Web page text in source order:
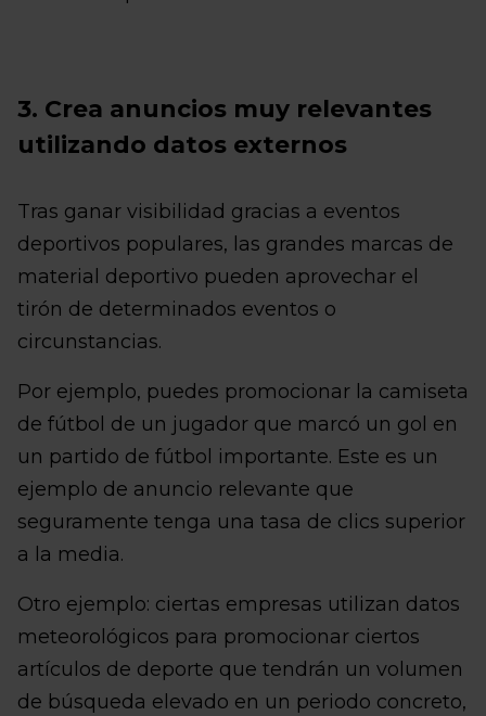
3. Crea anuncios muy relevantes
utilizando datos externos
Tras ganar visibilidad gracias a eventos
deportivos populares, las grandes marcas de
material deportivo pueden aprovechar el
tirón de determinados eventos o
circunstancias.
Por ejemplo, puedes promocionar la camiseta
de fútbol de un jugador que marcó un gol en
un partido de fútbol importante. Este es un
ejemplo de anuncio relevante que
seguramente tenga una tasa de clics superior
a la media.
Otro ejemplo: ciertas empresas utilizan datos
meteorológicos para promocionar ciertos
artículos de deporte que tendrán un volumen
de búsqueda elevado en un periodo concreto,